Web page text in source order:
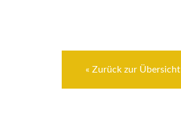
« Zurück zur Übersicht